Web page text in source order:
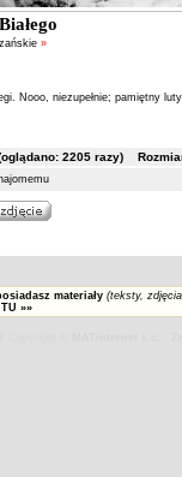
»
Nooo, niezupełnie; pamiętny luty
2205razy) Rozmiar
materiały (teksty,
»»